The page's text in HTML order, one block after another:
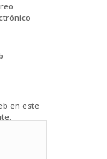
en este